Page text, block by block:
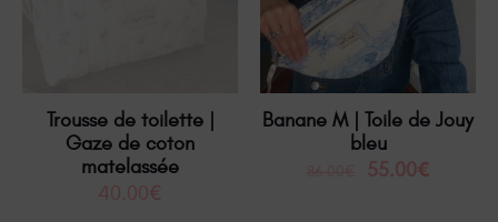
Trousse de toilette |
Gaze de coton
matelassée
40.00€
Banane M | Toile de Jouy
bleu
55.00€